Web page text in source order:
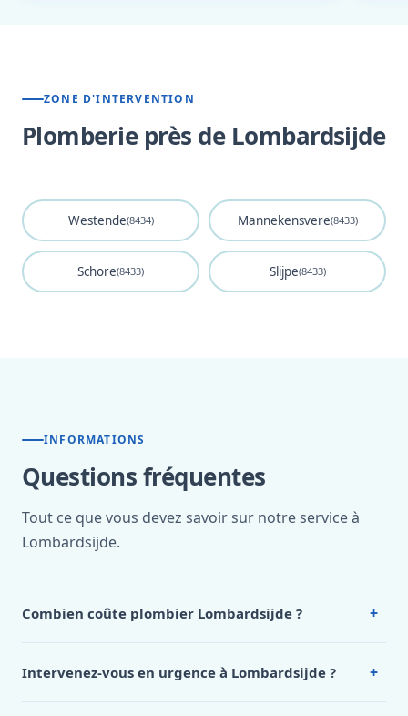
ZONE D'INTERVENTION
Plomberie près de Lombardsijde
Westende(8434) Mannekensvere(8433)
Schore(8433) Slijpe(8433)
INFORMATIONS
Questions fréquentes
Tout ce que vous devez savoir sur notre service à
Lombardsijde.
Combien coûte plombier Lombardsijde ? +
Lombardsijde, appelez le 0472 53 24 26.
Intervenez-vous en urgence à Lombardsijde ? +